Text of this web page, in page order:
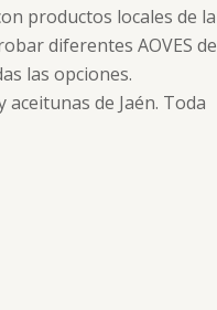
productos locales de la
diferentes AOVES de
las opciones.
de Jaén. Toda